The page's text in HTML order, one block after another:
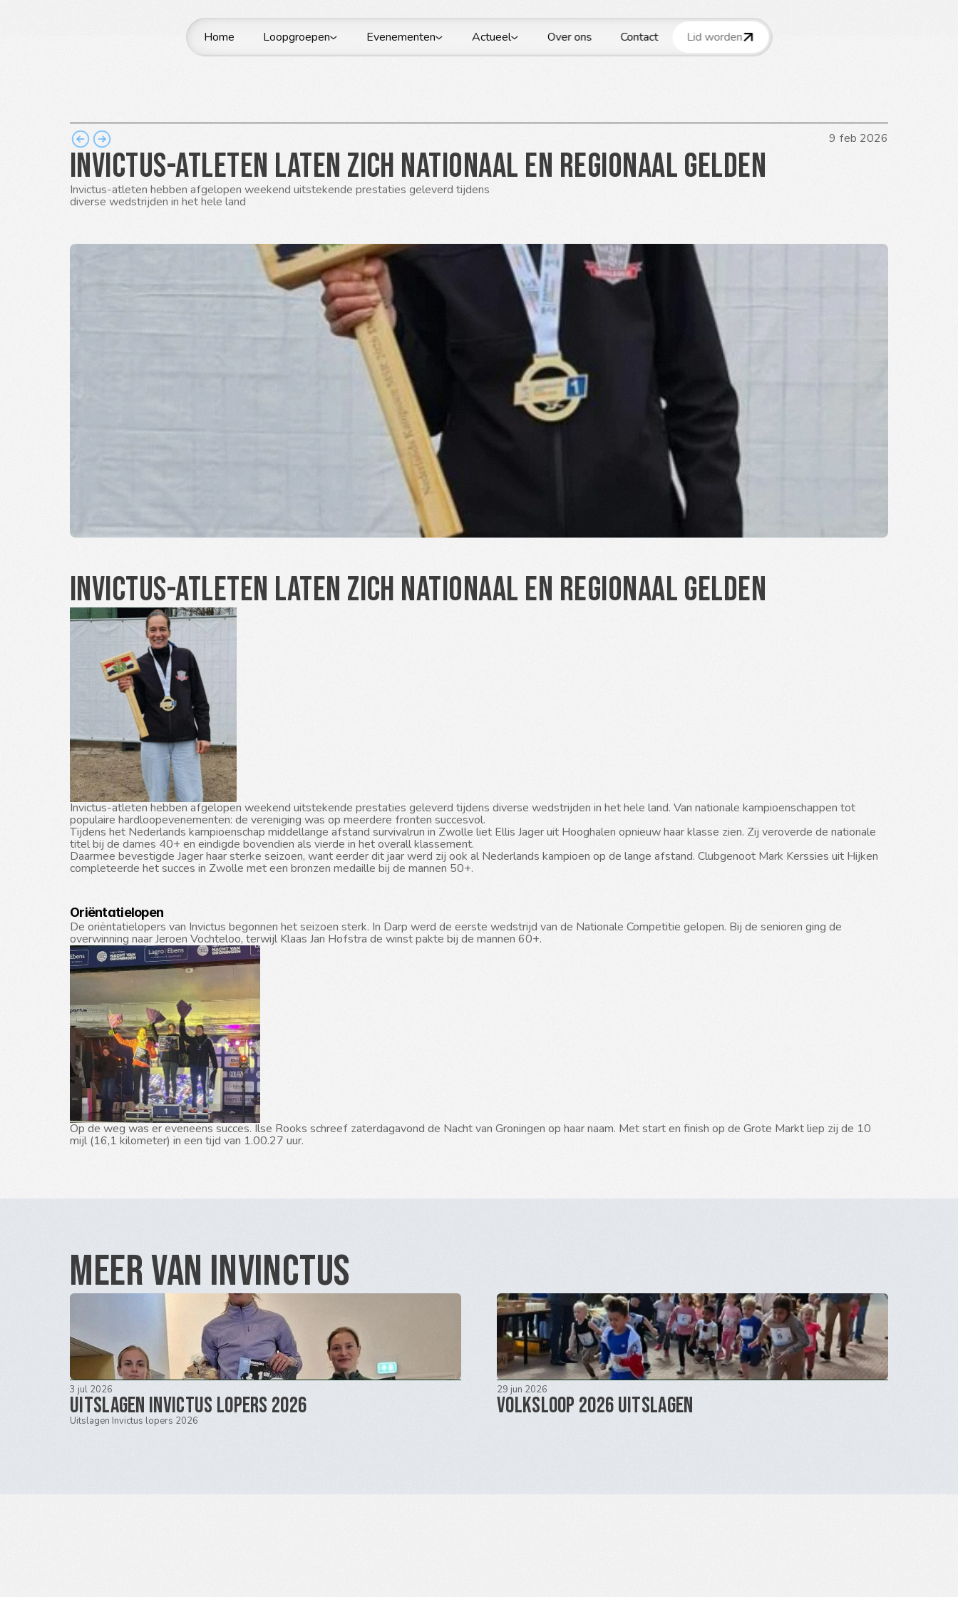
9 feb 2026
Invictus-atleten laten zich nationaal en regionaal gelden
Invictus-atleten hebben afgelopen weekend uitstekende prestaties geleverd tijdens
diverse wedstrijden in het hele land
Invictus-atleten laten zich nationaal en regionaal gelden
Invictus-atleten hebben afgelopen weekend uitstekende prestaties geleverd tijdens diverse wedstrijden in het hele land. Van nationale kampioenschappen tot
populaire hardloopevenementen: de vereniging was op meerdere fronten succesvol.
Tijdens het Nederlands kampioenschap middellange afstand survivalrun in Zwolle liet Ellis Jager uit Hooghalen opnieuw haar klasse zien. Zij veroverde de nationale
titel bij de dames 40+ en eindigde bovendien als vierde in het overall klassement.
Daarmee bevestigde Jager haar sterke seizoen, want eerder dit jaar werd zij ook al Nederlands kampioen op de lange afstand. Clubgenoot Mark Kerssies uit Hijken
completeerde het succes in Zwolle met een bronzen medaille bij de mannen 50+.
Oriëntatielopen
De oriëntatielopers van Invictus begonnen het seizoen sterk. In Darp werd de eerste wedstrijd van de Nationale Competitie gelopen. Bij de senioren ging de
overwinning naar Jeroen Vochteloo, terwijl Klaas Jan Hofstra de winst pakte bij de mannen 60+.
Op de weg was er eveneens succes. Ilse Rooks schreef zaterdagavond de Nacht van Groningen op haar naam. Met start en finish op de Grote Markt liep zij de 10
mijl (16,1 kilometer) in een tijd van 1.00.27 uur.
Meer van Invinctus
3 jul 2026
Uitslagen Invictus lopers 2026
Uitslagen Invictus lopers 2026
29 jun 2026
Volksloop 2026 Uitslagen
Home Loopgroepen Evenementen Actueel Over ons Contact Lid worden